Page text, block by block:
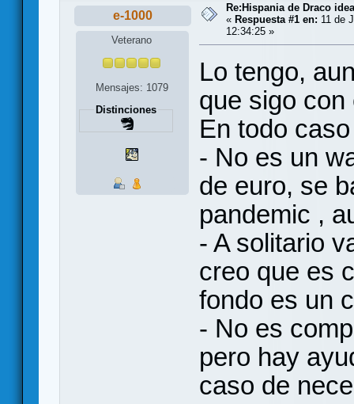
e-1000
Veterano
Mensajes: 1079
Distinciones
Re:Hispania de Draco
« Respuesta #1 en: 11 de
12:34:25 »
Lo tengo,
que sigo con
En todo
- No es un
de euro, se
pandemic ,
- A solitario
creo que es
fondo es un
- No es
pero hay
caso de